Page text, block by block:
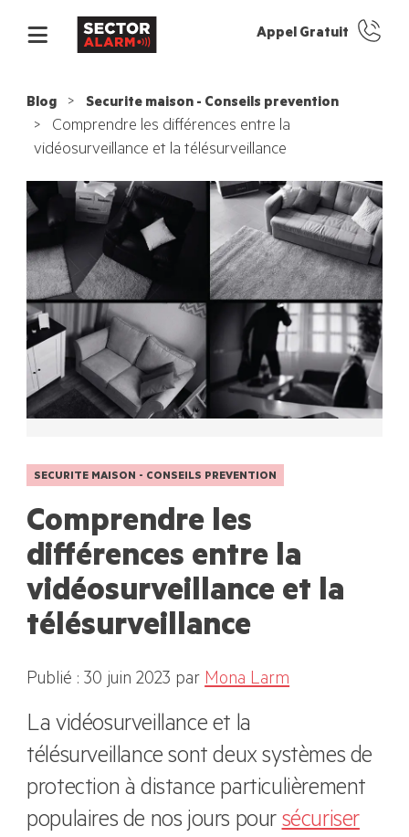
Appel Gratuit
Blog Securite maison - Conseils prevention
Comprendre les différences entre la
vidéosurveillance et la télésurveillance
SECURITE MAISON - CONSEILS PREVENTION
Comprendre les
différences entre la
vidéosurveillance et la
télésurveillance
Publié : 30 juin 2023 par Mona Larm
La vidéosurveillance et la
télésurveillance sont deux systèmes de
protection à distance particulièrement
populaires de nos jours poursécuriser